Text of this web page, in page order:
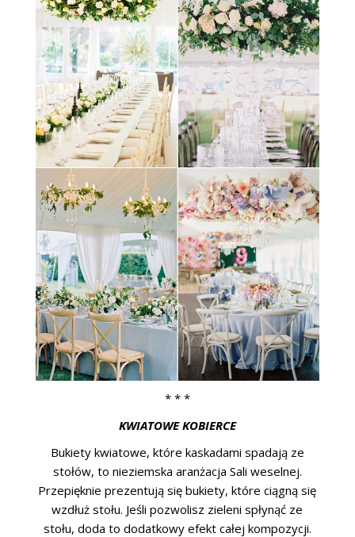
* * *
KWIATOWE KOBIERCE
Bukiety kwiatowe, które kaskadami spadają ze
stołów, to nieziemska aranżacja Sali weselnej.
Przepięknie prezentują się bukiety, które ciągną się
wzdłuż stołu. Jeśli pozwolisz zieleni spłynąć ze
stołu, doda to dodatkowy efekt całej kompozycji.